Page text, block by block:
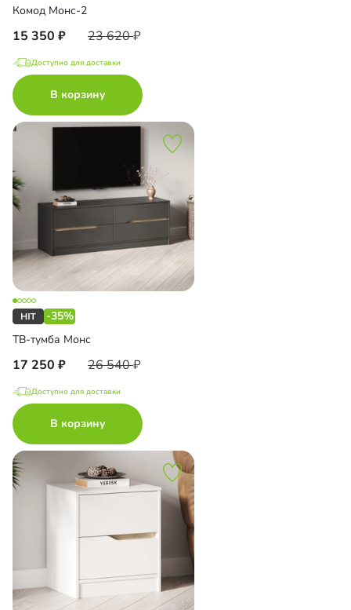
Комод Монс-2
15 350 23 620
Доступно для доставки
В корзину
-35%
ТВ-тумба Монс
17 250 26 540
Доступно для доставки
В корзину